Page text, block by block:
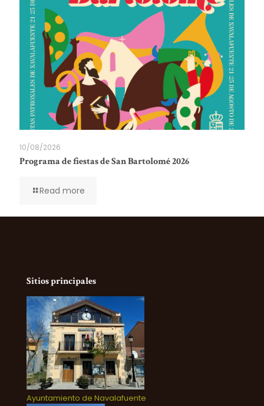
10/08/2026
Programa de fiestas de San Bartolomé 2026
Read more
Sitios principales
Ayuntamiento de Navalafuente